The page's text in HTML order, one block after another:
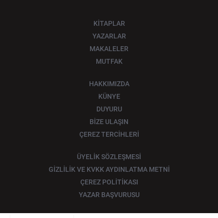
KİTAPLAR
YAZARLAR
MAKALELER
MUTFAK
HAKKIMIZDA
KÜNYE
DUYURU
BİZE ULAŞIN
ÇEREZ TERCİHLERİ
ÜYELİK SÖZLEŞMESİ
GİZLİLİK VE KVKK AYDINLATMA METNİ
ÇEREZ POLİTİKASI
YAZAR BAŞVURUSU